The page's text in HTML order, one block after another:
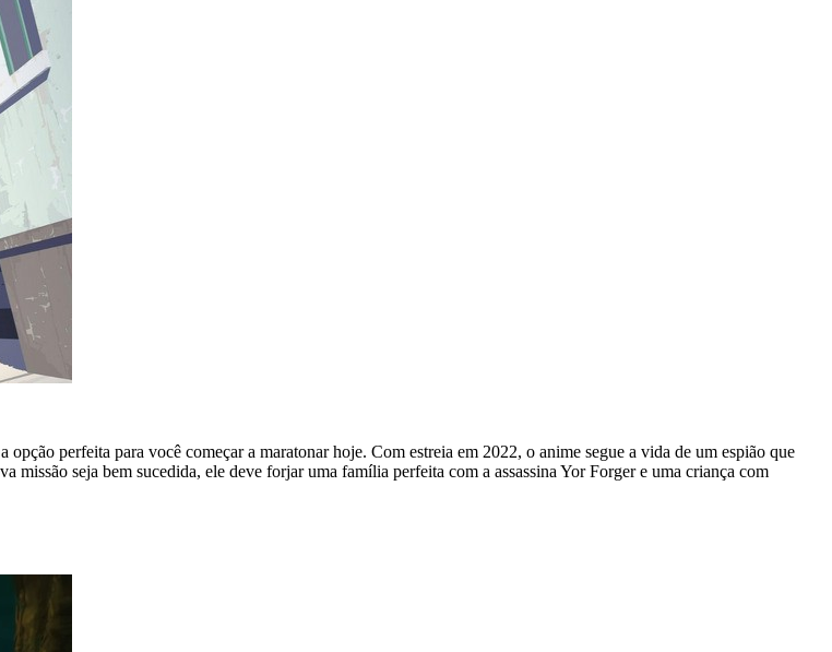
perfeita para você começar a maratonar hoje. Com estreia em 2022, o anime segue a vida de um espião que
seja bem sucedida, ele deve forjar uma família perfeita com a assassina Yor Forger e uma criança com